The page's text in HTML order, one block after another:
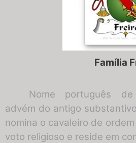
Família
Nome português
advém do antigo
nomina o cavaleiro de
voto religioso e reside em